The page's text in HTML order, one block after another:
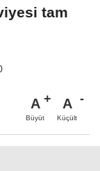
tam
A
Büyüt
A
Küçült